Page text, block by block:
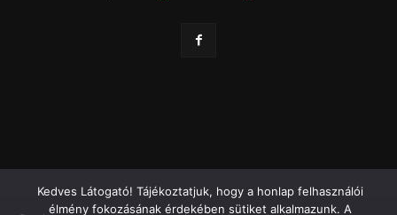
Kedves Látogató! Tájékoztatjuk, hogy a honlap felhasználói
élmény fokozásának érdekében sütiket alkalmazunk. A